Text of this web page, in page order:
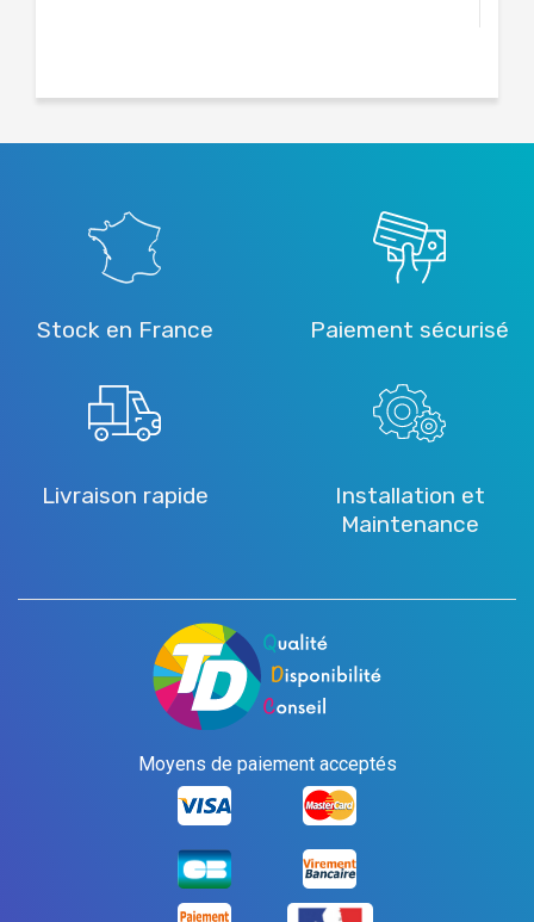
Stock en France Paiement sécurisé
Livraison rapide
Installation et
Maintenance
Moyens de paiement acceptés